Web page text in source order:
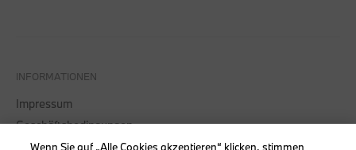
INFORMATIONEN
Impressum
Geschäftsbedingungen
Datenschutz
Wenn Sie auf „Alle Cookies akzeptieren“ klicken, stimmen